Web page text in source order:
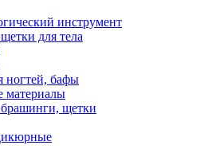
инструмент
для тела
ногтей, бафы
материалы
брашинги, щетки